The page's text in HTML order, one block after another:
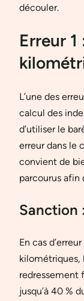
découler.
Erreur
L’une des
calcul des
d’utiliser le
erreur dans le
convient de
parcourus afin
Sanction :
En cas
kilométriques,
redressement
jusqu’à 40 %